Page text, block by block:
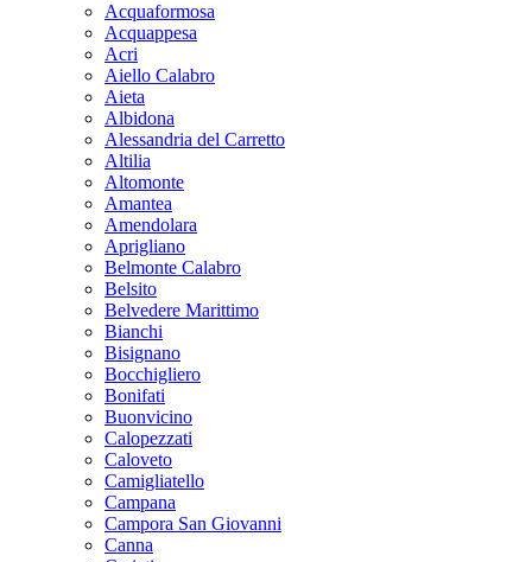
Acquaformosa
Acquappesa
Acri
Aiello Calabro
Aieta
Albidona
Alessandria del Carretto
Altilia
Altomonte
Amantea
Amendolara
Aprigliano
Belmonte Calabro
Belsito
Belvedere Marittimo
Bianchi
Bisignano
Bocchigliero
Bonifati
Buonvicino
Calopezzati
Caloveto
Camigliatello
Campana
Campora San Giovanni
Canna